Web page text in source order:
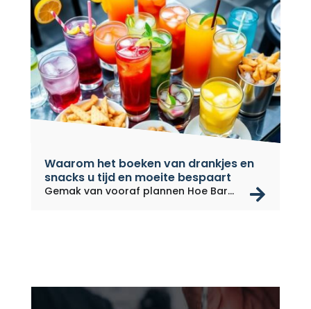
Waarom het boeken van drankjes en
snacks u tijd en moeite bespaart
Gemak van vooraf plannen Hoe Bar